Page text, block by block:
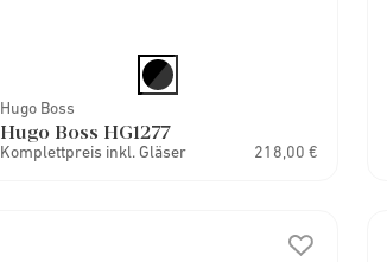
Hugo Boss
Hugo Boss HG1277
Komplettpreis inkl. Gläser 218,00 €